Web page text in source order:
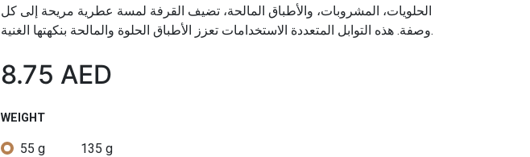
الحلويات، المشروبات، والأطباق المالحة، تضيف القرفة لمسة عطرية مريحة إلى كل
وصفة. هذه التوابل المتعددة الاستخدامات تعزز الأطباق الحلوة والمالحة بنكهتها الغنية.
8.75 AED
WEIGHT
55 g 135 g